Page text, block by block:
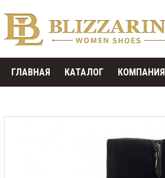
ГЛАВНАЯ КАТАЛОГ КОМПАНИЯ